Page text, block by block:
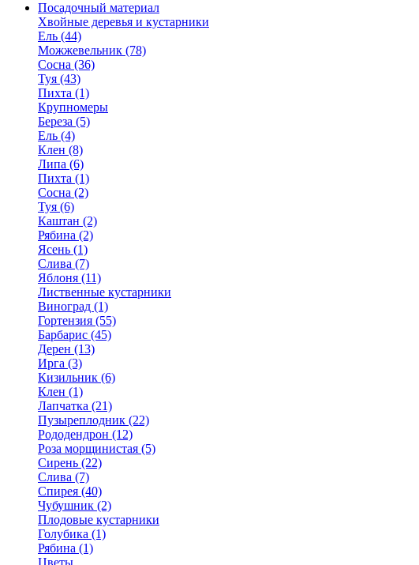
Посадочный материал
Хвойные деревья и кустарники
Ель (44)
Можжевельник (78)
Сосна (36)
Туя (43)
Пихта (1)
Крупномеры
Береза (5)
Ель (4)
Клен (8)
Липа (6)
Пихта (1)
Сосна (2)
Туя (6)
Каштан (2)
Рябина (2)
Ясень (1)
Слива (7)
Яблоня (11)
Лиственные кустарники
Виноград (1)
Гортензия (55)
Барбарис (45)
Дерен (13)
Ирга (3)
Кизильник (6)
Клен (1)
Лапчатка (21)
Пузыреплодник (22)
Рододендрон (12)
Роза морщинистая (5)
Сирень (22)
Слива (7)
Спирея (40)
Чубушник (2)
Плодовые кустарники
Голубика (1)
Рябина (1)
Цветы